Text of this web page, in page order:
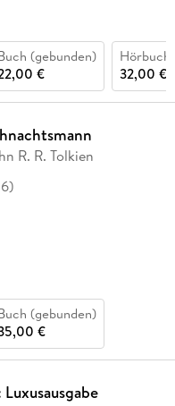
(gebunden)
€
Hörbuch
32,00 €
R. R. Tolkien
)
(gebunden)
€